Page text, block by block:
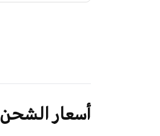
أسعار الشحن